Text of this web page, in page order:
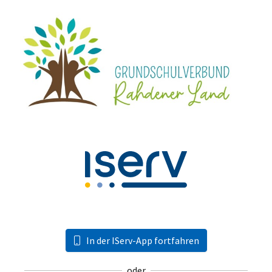
In der IServ-App fortfahren